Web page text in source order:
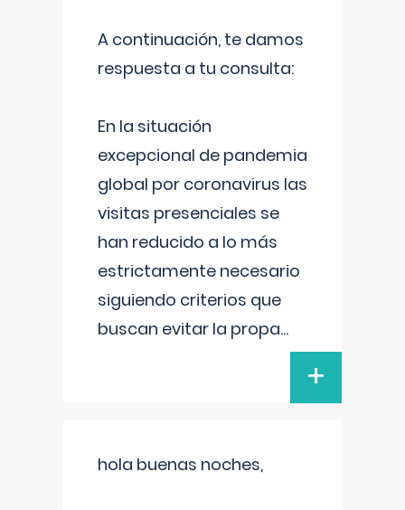
A continuación, te damos
respuesta a tu consulta:
En la situación
excepcional de pandemia
global por coronavirus las
visitas presenciales se
han reducido a lo más
estrictamente necesario
siguiendo criterios que
buscan evitar la propa...
+
hola buenas noches,